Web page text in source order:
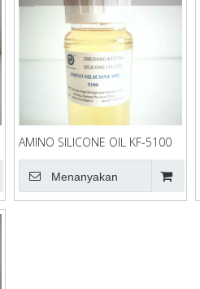
AMINO SILICONE OIL KF-5100
Menanyakan